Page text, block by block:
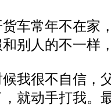
车常年不在家
别人的不一样
候我很不自信，
就动手打我。